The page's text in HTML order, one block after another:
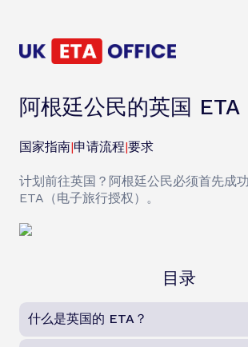
阿根廷公民的英国 ETA
国家指南|申请流程|要求
计划前往英国？阿根廷公民必须首先成
ETA（电子旅行授权）。
目录
什么是英国的 ETA？